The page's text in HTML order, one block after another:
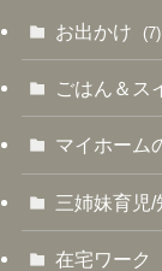
お出かけ (7)
ごはん＆ス
マイホーム
三姉妹育児/
在宅ワーク